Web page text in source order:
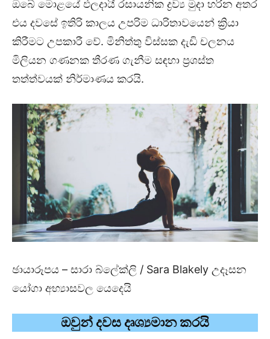
ඔබේ මොළයේ ඵලදායී රසායනික ද්‍රව්‍ය මුදා හරින අතර
එය දවසේ ඉතිරි කාලය උපරිම ධාරිතාවයෙන් ක්‍රියා
කිරීමට උපකාරී වේ. මිනිත්තු විස්සක දැඩි චලනය
මිලියන ගණනක තීරණ ගැනීම සඳහා ප්‍රශස්ත
තත්ත්වයක් නිර්මාණය කරයි.
ඡායාරූපය – සාරා බ්ලේක්ලි / Sara Blakely උදෑසන
යෝගා අභ්‍යාසවල යෙදෙයි
ඔවුන් දවස දෘශ්‍යමාන කරයි